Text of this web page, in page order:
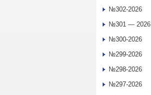
№302-2026
№301 — 2026
№300-2026
№299-2026
№298-2026
№297-2026